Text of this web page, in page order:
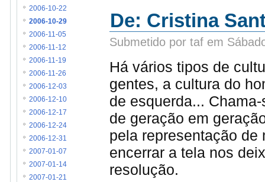
De: Cristina
Submetido por taf em
Há vários tipos de
gentes, a cultura do
de esquerda...
de geração em
pela representação
encerrar a tela nos
resolução.
2006-10-22
2006-10-29
2006-11-05
2006-11-12
2006-11-19
2006-11-26
2006-12-03
2006-12-10
2006-12-17
2006-12-24
2006-12-31
2007-01-07
2007-01-14
2007-01-21